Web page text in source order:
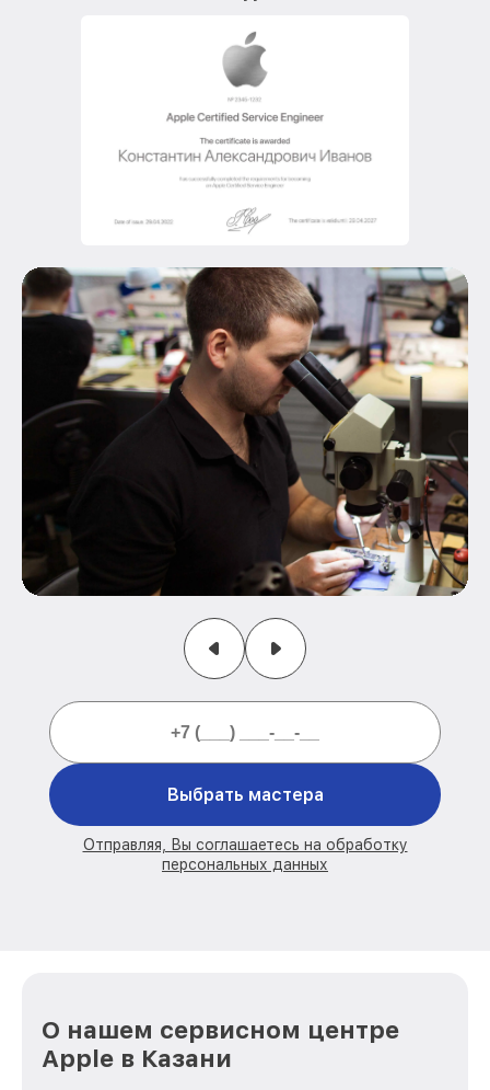
Выбрать мастера
Отправляя, Вы соглашаетесь на обработку
персональных данных
О нашем сервисном центре
Apple в Казани